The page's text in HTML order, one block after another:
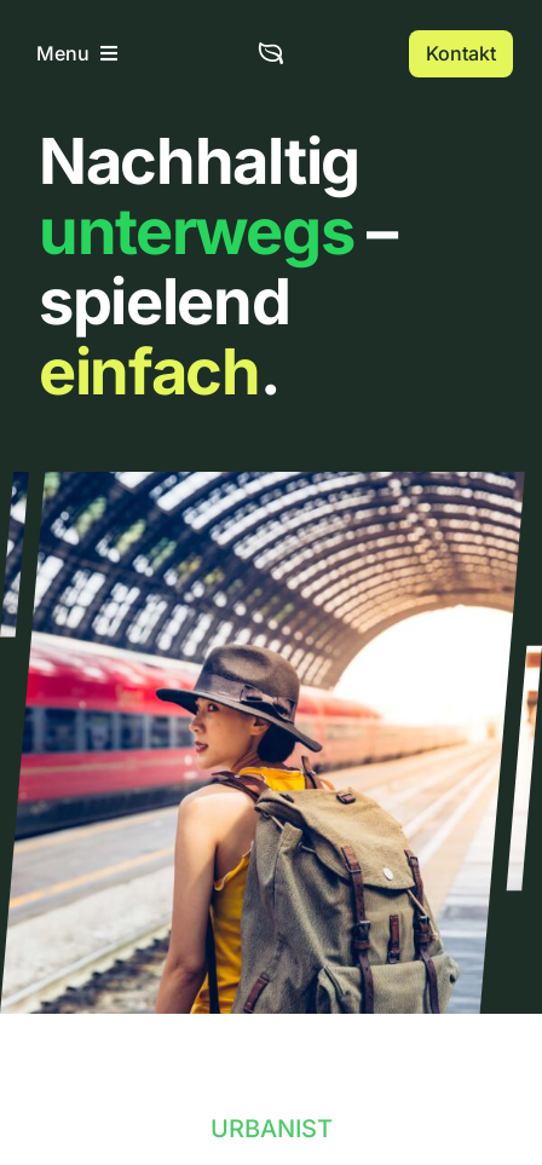
InhaltMenu
Home
Über uns
Urbanlist
Kontakt
Nachhaltig
unterwegs–
spielend
einfach.
URBANIST